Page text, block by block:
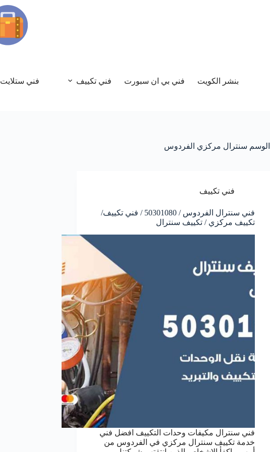
بنشر الكويت فني بي ان سبورت فني تكييف فني ستلايت
الوسم سنترال مركزي الفردوس
فني تكييف
فني سنترال الفردوس / 50301080 / فني تكييف/
تكييف مركزي / تكييف سنترال
فني سنترال مكيفات وحدات التكييف افضل فني
خدمة تكييف سنترال مركزي في الفردوس من